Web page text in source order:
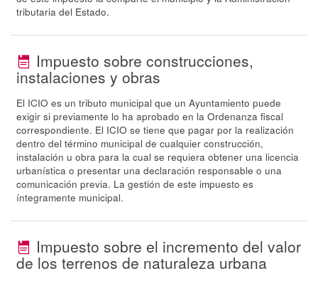
tributaria del Estado.
Impuesto sobre construcciones,
instalaciones y obras
El ICIO es un tributo municipal que un Ayuntamiento puede
exigir si previamente lo ha aprobado en la Ordenanza fiscal
correspondiente. El ICIO se tiene que pagar por la realización
dentro del término municipal de cualquier construcción,
instalación u obra para la cual se requiera obtener una licencia
urbanística o presentar una declaración responsable o una
comunicación previa. La gestión de este impuesto es
íntegramente municipal.
Impuesto sobre el incremento del valor
de los terrenos de naturaleza urbana